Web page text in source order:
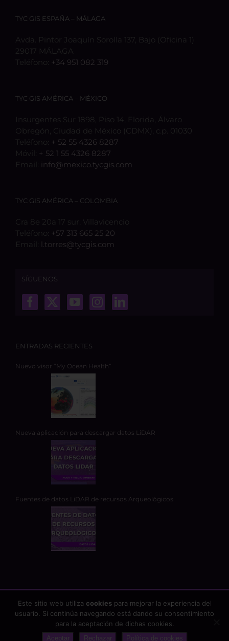
TYC GIS ESPAÑA – MÁLAGA
Avda. Pintor Joaquín Sorolla 137, Bajo (Oficina 1)
29017 MÁLAGA
Teléfono: +34 951 082 319
TYC GIS AMÉRICA – MÉXICO
Insurgentes Sur 1898, Piso 14, Florida, Álvaro
Obregón, Ciudad de México (CDMX), c.p. 01030
Teléfono: + 52 55 4326 8287
Móvil: + 52 1 55 4326 8287
Email: info@mexico.tycgis.com
TYC GIS AMÉRICA – COLOMBIA
Cra 8e 20a 17 sur, Villavicencio
Teléfono: +57 313 665 25 20
Email: l.torres@tycgis.com
SÍGUENOS
ENTRADAS RECIENTES
Nuevo visor “My Ocean Health”
Nueva aplicación para descargar datos LiDAR
Fuentes de datos LiDAR de recursos Arqueológicos
Copyright 2026 - TYC GIS Soluciones Integrales SL | Todos los
Este sitio web utiliza cookiespara mejorar la experiencia del
usuario. Si continúa navegando está dando su consentimiento
para la aceptación de dichas cookies.
Aceptar Rechazar Política de cookies